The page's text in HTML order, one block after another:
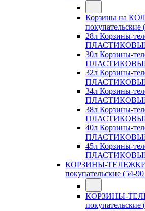
Корзины на
покупательские
28л Корзины-
30л Корзины-
32л Корзины-
34л Корзины-
38л Корзины-
40л Корзины-
45л Корзины-
КОРЗИНЫ-ТЕЛЕЖКИ
покупательские (54-
КОРЗИНЫ-
покупательские